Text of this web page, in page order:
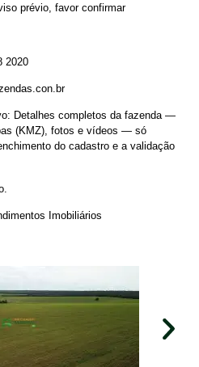
prévio, favor confirmar⠀
2020
Detalhes completos da fazenda —
(KMZ), fotos e vídeos — só
do cadastro e a validação
Imobiliários